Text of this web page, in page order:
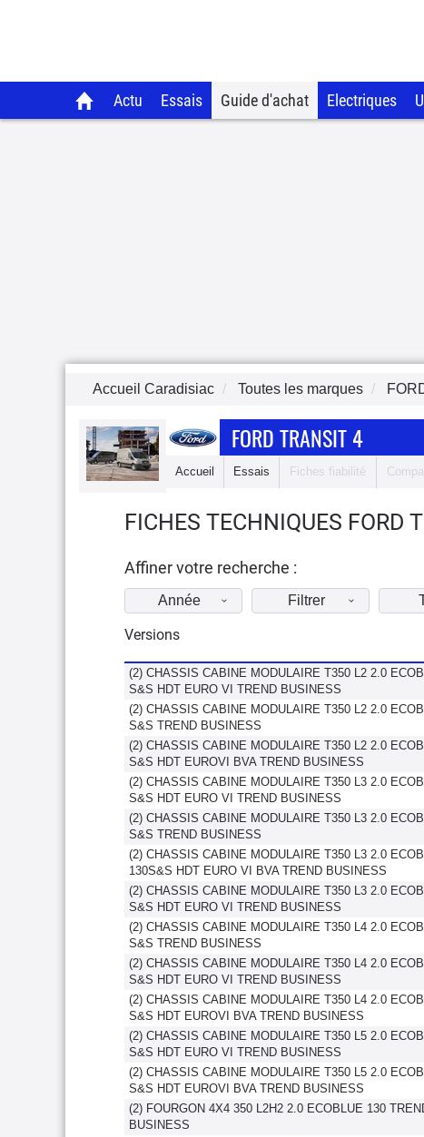
Actu Essais Guide d'achat Electriques
Accueil Caradisiac Toutes les marques
FORD TRANSIT 4
Accueil Essais Fiches fiabilité
FICHES TECHNIQUES FORD
Affiner votre recherche :
Année Filtrer
Versions
(2) CHASSIS CABINE MODULAIRE T350 L2 2.0
S&S HDT EURO VI TREND BUSINESS
(2) CHASSIS CABINE MODULAIRE T350 L2 2.0
S&S TREND BUSINESS
(2) CHASSIS CABINE MODULAIRE T350 L2 2.0
S&S HDT EUROVI BVA TREND BUSINESS
(2) CHASSIS CABINE MODULAIRE T350 L3 2.0
S&S HDT EURO VI TREND BUSINESS
(2) CHASSIS CABINE MODULAIRE T350 L3 2.0
S&S TREND BUSINESS
(2) CHASSIS CABINE MODULAIRE T350 L3 2.0
130S&S HDT EURO VI BVA TREND BUSINESS
(2) CHASSIS CABINE MODULAIRE T350 L3 2.0
S&S HDT EURO VI TREND BUSINESS
(2) CHASSIS CABINE MODULAIRE T350 L4 2.0
S&S TREND BUSINESS
(2) CHASSIS CABINE MODULAIRE T350 L4 2.0
S&S HDT EURO VI TREND BUSINESS
(2) CHASSIS CABINE MODULAIRE T350 L4 2.0
S&S HDT EUROVI BVA TREND BUSINESS
(2) CHASSIS CABINE MODULAIRE T350 L5 2.0
S&S HDT EURO VI TREND BUSINESS
(2) CHASSIS CABINE MODULAIRE T350 L5 2.0
S&S HDT EUROVI BVA TREND BUSINESS
(2) FOURGON 4X4 350 L2H2 2.0 ECOBLUE 130
BUSINESS